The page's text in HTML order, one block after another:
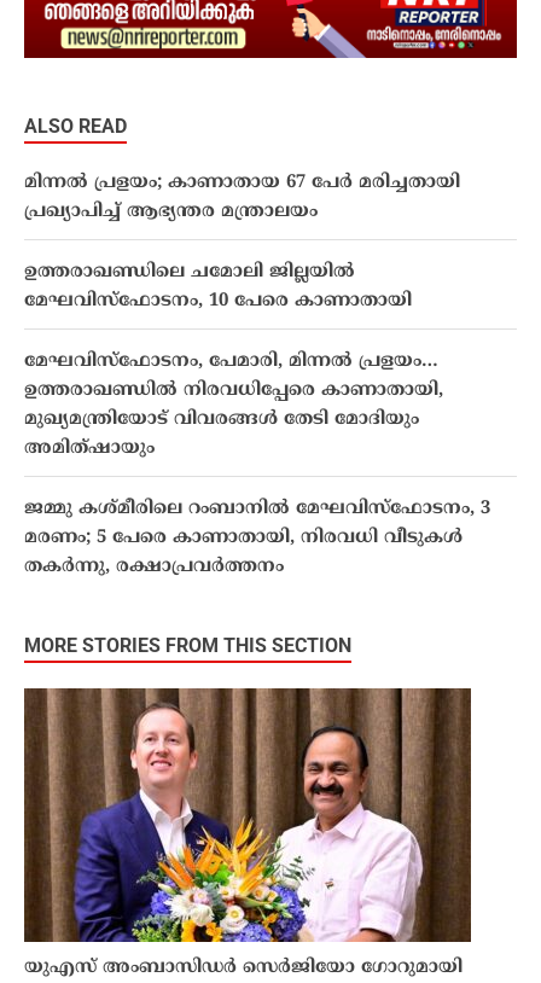
ALSO READ
മിന്നൽ പ്രളയം; കാണാതായ 67 പേര്‍ മരിച്ചതായി
പ്രഖ്യാപിച്ച് ആഭ്യന്തര മന്ത്രാലയം
ഉത്തരാഖണ്ഡിലെ ചമോലി ജില്ലയില്‍
മേഘവിസ്‌ഫോടനം, 10 പേരെ കാണാതായി
മേഘവിസ്‌ഫോടനം, പേമാരി, മിന്നല്‍ പ്രളയം…
ഉത്തരാഖണ്ഡില്‍ നിരവധിപ്പേരെ കാണാതായി,
മുഖ്യമന്ത്രിയോട് വിവരങ്ങൾ തേടി മോദിയും
അമിത്ഷായും
ജമ്മു കശ്മീരിലെ റംബാനില്‍ മേഘവിസ്‌ഫോടനം, 3
മരണം; 5 പേരെ കാണാതായി, നിരവധി വീടുകള്‍
തകര്‍ന്നു, രക്ഷാപ്രവര്‍ത്തനം
MORE STORIES FROM THIS SECTION
യുഎസ് അംബാസിഡർ സെർജിയോ ഗോറുമായി